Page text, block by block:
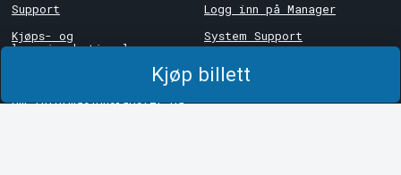
Kjøp billett
Support
Kjøps- og
leveringsbetingelser
Om informasjonskapsler på
Logg inn på Manager
System Support